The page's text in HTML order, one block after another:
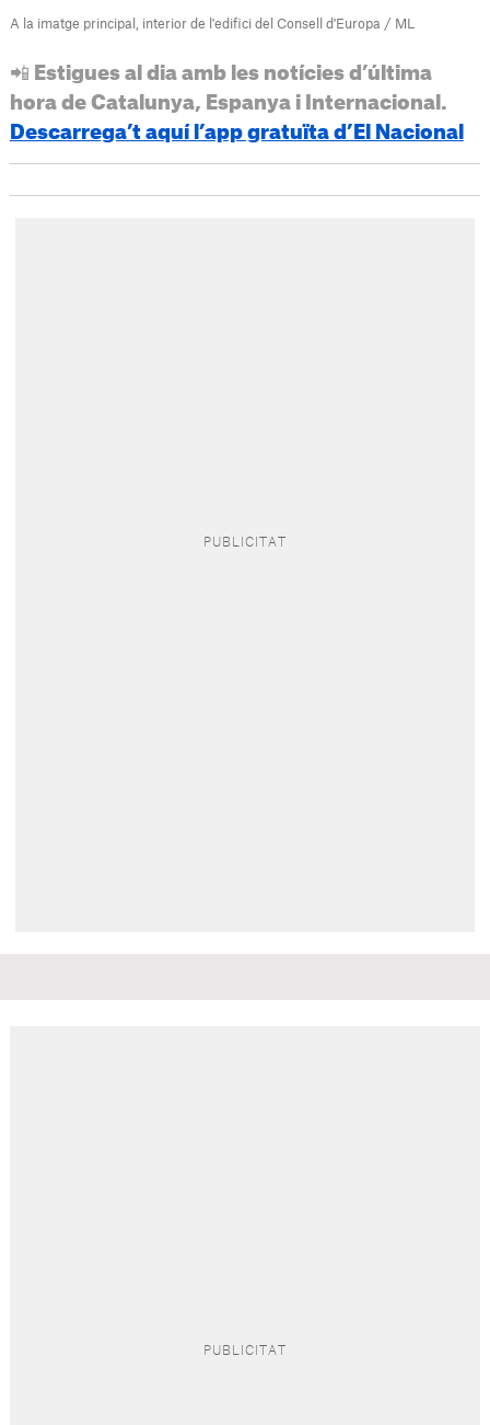
A la imatge principal, interior de l'edifici del Consell d'Europa / ML
📲 Estigues al dia amb les notícies d’última
hora de Catalunya, Espanya i Internacional.
Descarrega’t aquí l’app gratuïta d’El Nacional